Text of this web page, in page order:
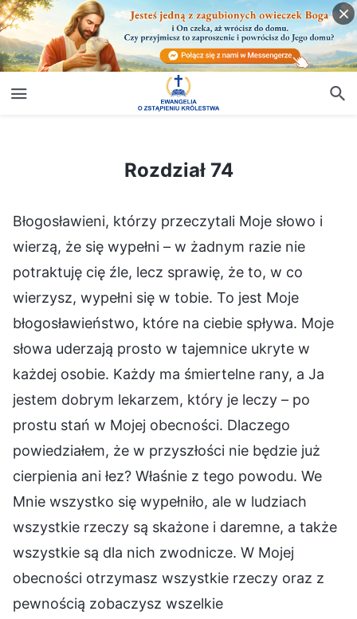
Rozdział 74
Błogosławieni, którzy przeczytali Moje słowo i
wierzą, że się wypełni – w żadnym razie nie
potraktuję cię źle, lecz sprawię, że to, w co
wierzysz, wypełni się w tobie. To jest Moje
błogosławieństwo, które na ciebie spływa. Moje
słowa uderzają prosto w tajemnice ukryte w
każdej osobie. Każdy ma śmiertelne rany, a Ja
jestem dobrym lekarzem, który je leczy – po
prostu stań w Mojej obecności. Dlaczego
powiedziałem, że w przyszłości nie będzie już
cierpienia ani łez? Właśnie z tego powodu. We
Mnie wszystko się wypełniło, ale w ludziach
wszystkie rzeczy są skażone i daremne, a także
wszystkie są dla nich zwodnicze. W Mojej
obecności otrzymasz wszystkie rzeczy oraz z
pewnością zobaczysz wszelkie